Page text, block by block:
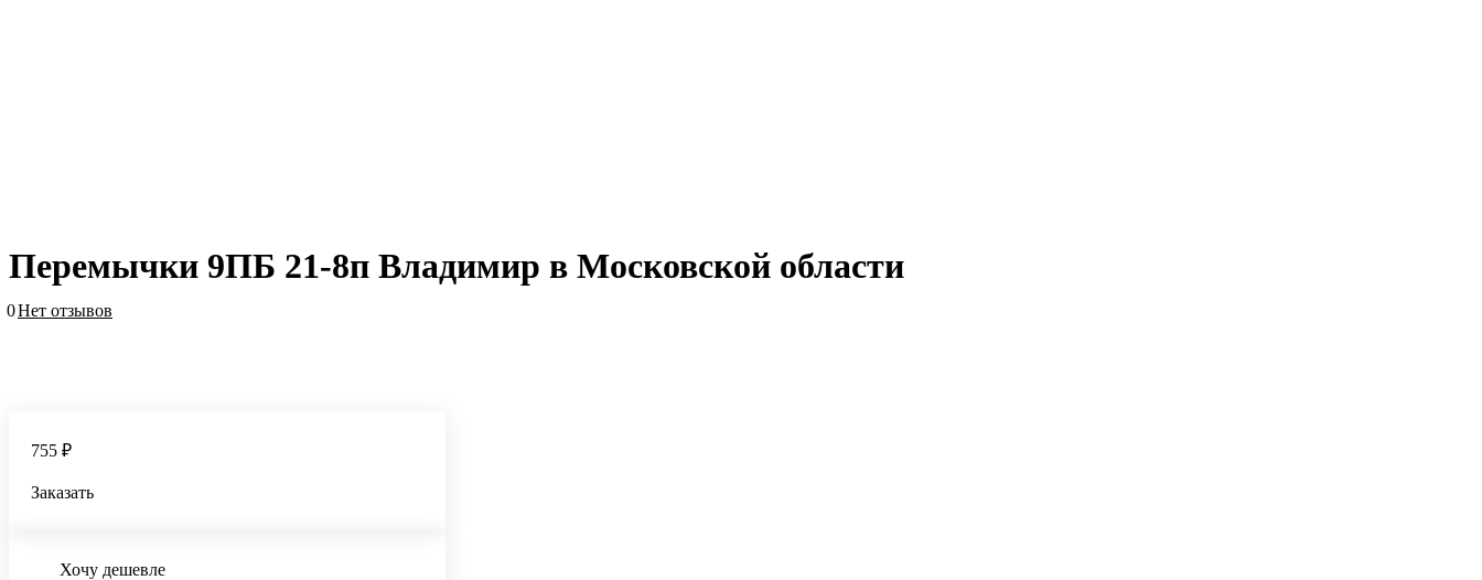
Перемычки 9ПБ 21-8п Владимир в Московской области
0Нет отзывов
755 ₽
Заказать
Хочу дешевле